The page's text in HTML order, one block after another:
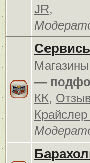
JR,
—
КК,